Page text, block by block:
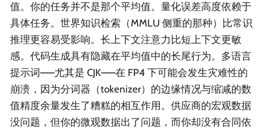
值。你的任务并不是那个平均值。量化误差高度依赖于
具体任务。世界知识检索（MMLU 侧重的那种）比常识
推理更容易受影响。长上下文注意力比短上下文更敏
感。代码生成具有隐藏在平均值中的长尾行为。多语言
提示词——尤其是 CJK——在 FP4 下可能会发生灾难性的
崩溃，因为分词器（tokenizer）的边缘情况与缩减的数
值精度余量发生了糟糕的相互作用。供应商的宏观数据
没问题，但你的微观数据出了问题，而你却没有合同依